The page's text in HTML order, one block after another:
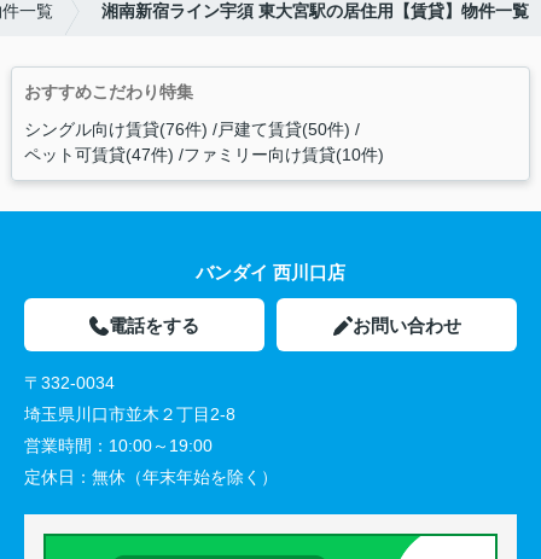
一覧 湘南新宿ライン宇須 東大宮駅の居住用【賃貸】物件一覧
おすすめこだわり特集
シングル向け賃貸(76件) 戸建て賃貸(50件)
ペット可賃貸(47件) ファミリー向け賃貸(10件)
バンダイ 西川口店
電話をする お問い合わせ
〒332-0034
埼玉県川口市並木２丁目2-8
営業時間： 10:00～19:00
定休日： 無休（年末年始を除く）